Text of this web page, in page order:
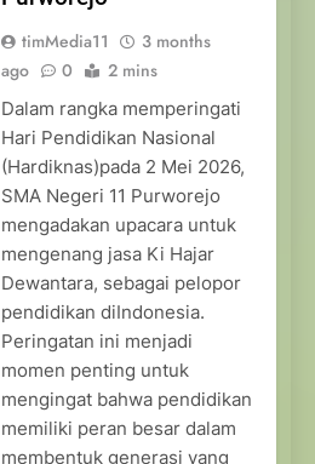
timMedia11
3 months
ago
0 2 mins
Dalam rangka memperingati
Hari Pendidikan Nasional
(Hardiknas)pada 2 Mei 2026,
SMA Negeri 11 Purworejo
mengadakan upacara untuk
mengenang jasa Ki Hajar
Dewantara, sebagai pelopor
pendidikan diIndonesia.
Peringatan ini menjadi
momen penting untuk
mengingat bahwa pendidikan
memiliki peran besar dalam
membentuk generasi yang